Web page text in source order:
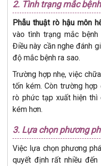
2. Tình trạng mắc
Phẫu thuật rò hậu môn
vào tình trạng mắc
Điều này cần nghe đánh
độ mắc bệnh ra sao.
Trường hợp nhẹ, việc
tốn kém. Còn trường hợp
rò phức tạp xuất hiện
kém hơn.
3. Lựa chọn phương
Việc lựa chọn phương
quyết định rất nhiều